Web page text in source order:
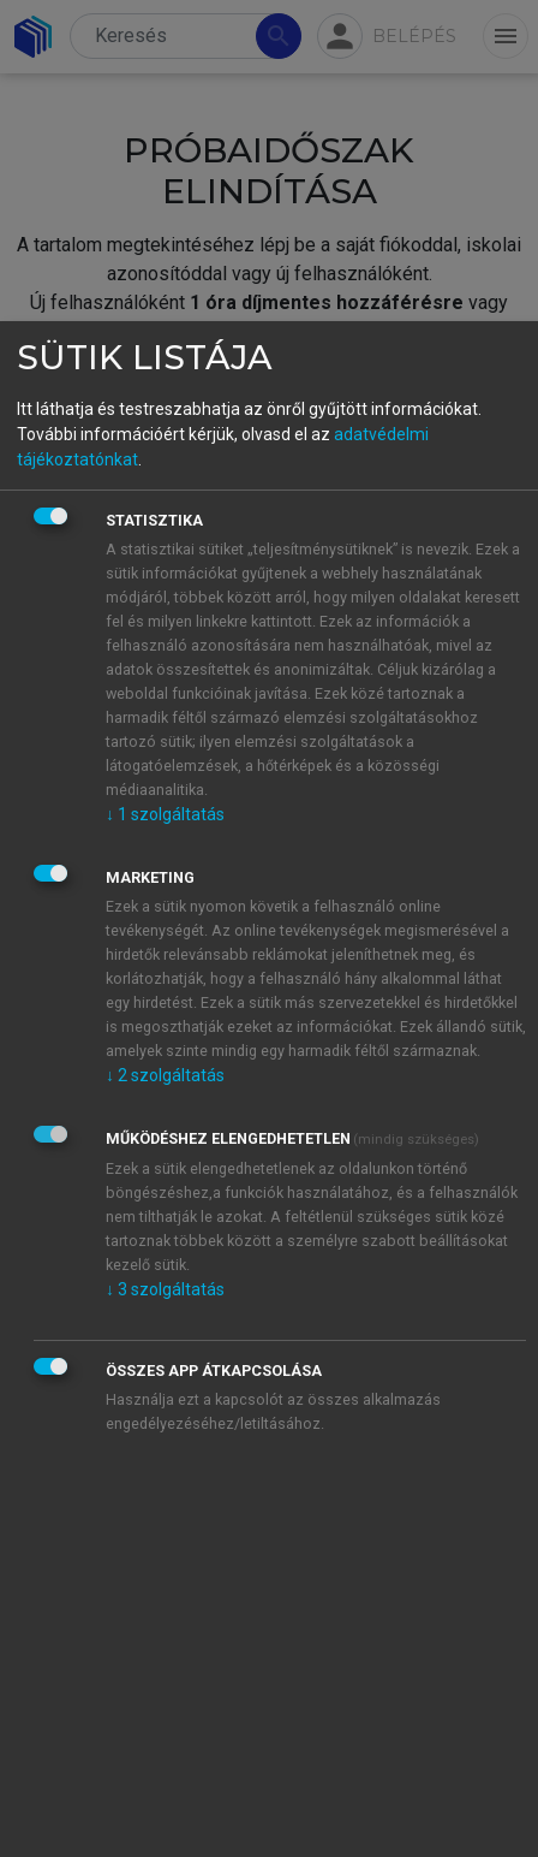
search person BELÉPÉS menu
PRÓBAIDŐSZAK
ELINDÍTÁSA
A tartalom megtekintéséhez lépj be a saját fiókoddal, iskolai
azonosítóddal vagy új felhasználóként.
Új felhasználóként 1 óra díjmentes hozzáférésre vagy
fiókoddal,vagy hozz létre új fiókot.
A regisztráció után apróbaidőszakautomatikusan
BELÉPÉS SAJÁT FIÓKKAL
ÚJ FIÓK LÉTREHOZÁSA
1 óra díjmentes hozzáférés
E-MAIL-CÍM
JELSZÓ
JELSZÓ ÚJRA
Kérek értesítést a MeRSZ újdonságairól, akcióiról.
Kérek értesítést az Akadémiai Kiadó Zrt. újdonságairól,
Adatkezelési tájékoztatóbanfoglaltakat tudomásul
veszem és elfogadom.
Általános vásárlási feltételeket, valamint a szotar.netés a
mersz.huoldalak licencszerződéseiben foglaltakat
tudomásul veszem és elfogadom.
KIPRÓBÁLOM
SÜTIK LISTÁJA
Itt láthatja és testreszabhatja az önről gyűjtött információkat.
További információért kérjük, olvasd el az adatvédelmi
tájékoztatónkat
STATISZTIKA
A statisztikai sütiket „teljesítménysütiknek” is nevezik. Ezek a
sütik információkat gyűjtenek a webhely használatának
módjáról, többek között arról, hogy milyen oldalakat keresett
fel és milyen linkekre kattintott. Ezek az információk a
felhasználó azonosítására nem használhatóak, mivel az
adatok összesítettek és anonimizáltak. Céljuk kizárólag a
weboldal funkcióinak javítása. Ezek közé tartoznak a
harmadik féltől származó elemzési szolgáltatásokhoz
tartozó sütik; ilyen elemzési szolgáltatások a
látogatóelemzések, a hőtérképek és a közösségi
médiaanalitika.
↓ 1 szolgáltatás
MARKETING
Ezek a sütik nyomon követik a felhasználó online
tevékenységét. Az online tevékenységek megismerésével a
hirdetők relevánsabb reklámokat jeleníthetnek meg, és
korlátozhatják, hogy a felhasználó hány alkalommal láthat
egy hirdetést. Ezek a sütik más szervezetekkel és hirdetőkkel
is megoszthatják ezeket az információkat. Ezek állandó sütik,
amelyek szinte mindig egy harmadik féltől származnak.
↓ 2 szolgáltatás
MŰKÖDÉSHEZ ELENGEDHETETLEN (mindig szükséges)
Ezek a sütik elengedhetetlenek az oldalunkon történő
böngészéshez,a funkciók használatához, és a felhasználók
nem tilthatják le azokat. A feltétlenül szükséges sütik közé
tartoznak többek között a személyre szabott beállításokat
kezelő sütik.
↓ 3 szolgáltatás
ÖSSZES APP ÁTKAPCSOLÁSA
Használja ezt a kapcsolót az összes alkalmazás
engedélyezéséhez/letiltásához.